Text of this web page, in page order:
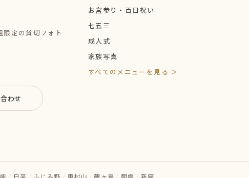
定の貸切フォト
わせ
お宮参り・百日祝い
七五三
成人式
家族写真
すべてのメニューを見る ＞